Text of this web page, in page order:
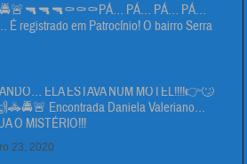
PÁ… PÁ… PÁ…
É registrado em Patrocínio! O bairro Serra
ELA ESTAVA NUM MOTEL!!!!👉🙄
Encontrada Daniela Valeriano…
O MISTÉRIO!!!
23, 2020